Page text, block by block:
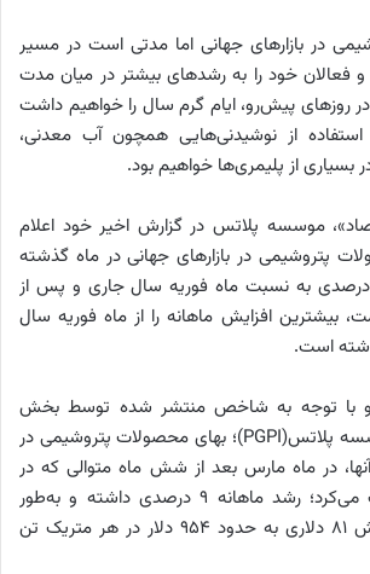
در بازارهای جهانی اما مدتی است در مسیر
و فعالان خود را به رشدهای بیشتر در میان مدت
روزهای پیش‌رو، ایام گرم سال را خواهیم داشت
از نوشیدنی‌هایی همچون آب معدنی،
بسیاری از پلیمری‌ها خواهیم بود.
موسسه پلاتس در گزارش اخیر خود اعلام
پتروشیمی در بازارهای جهانی در ماه گذشته
میلادی با ثبت رشد 9درصدی به نسبت ماه فوریه سال جاری و پس از
قیمت، بیشترین افزایش ماهانه را از ماه فوریه سال
و با توجه به شاخص منتشر شده توسط بخش
پتروشیمی جهانی موسسه پلاتس(PGPI)؛ بهای محصولات پتروشیمی در
دلاری آنها، در ماه مارس بعد از شش ماه متوالی که در
مسیر کاهشی حرکت می‌کرد؛ رشد ماهانه 9 درصدی داشته و به‌طور
متوسط، با ثبت افزایش 81 دلاری به حدود 954 دلار در هر متریک تن